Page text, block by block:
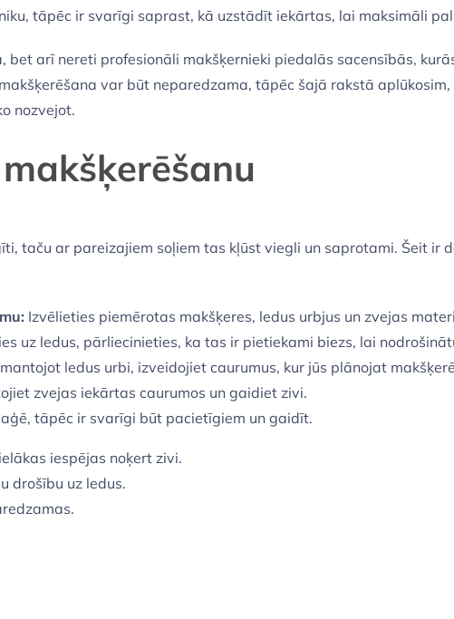
tāpēc ir svarīgi saprast, kā uzstādīt iekārtas, lai maksimāli
bet arī nereti profesionāli makšķernieki piedalās sacensībās,
var būt neparedzama, tāpēc šajā rakstā
nozvejot.
taču ar pareizajiem soļiem tas kļūst viegli un saprotami. Šeit ir
Izvēlieties piemērotas makšķeres, ledus urbjus un zvejas
uz ledus, pārliecinieties, ka tas ir pietiekami biezs, lai
ledus urbi, izveidojiet caurumus, kur jūs plānojat
zvejas iekārtas caurumos un gaidiet zivi.
tāpēc ir svarīgi būt pacietīgiem un gaidīt.
iespējas noķert zivi.
drošību uz ledus.